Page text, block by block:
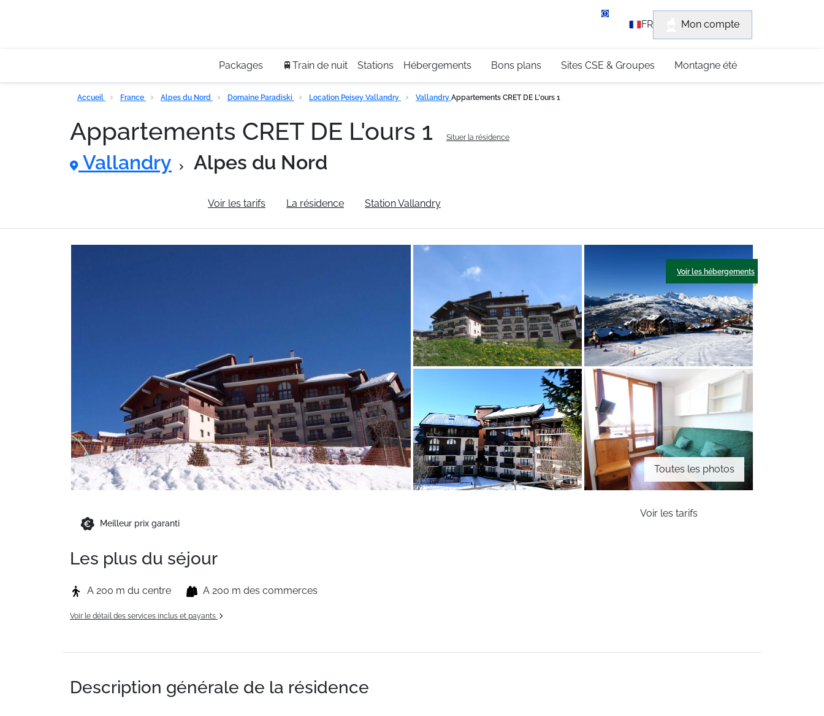
+33 (0)4 79 96 30 69
FR Mon compte
Packages 🚆Train de nuit Stations Hébergements Bons plans Sites CSE & Groupes Montagne été
Accueil France Alpes du Nord Domaine Paradiski Location Peisey Vallandry Vallandry Appartements CRET DE L'ours 1
Appartements CRET DE L'ours 1 Situer la résidence
Vallandry Alpes du Nord
Voir les tarifs La résidence Station Vallandry
Toutes les photos
Voir les hébergements
Meilleur prix garanti
Voir les tarifs
Les plus du séjour
A 200 m du centre A 200 m des commerces
Voir le détail des services inclus et payants
Description générale de la résidence